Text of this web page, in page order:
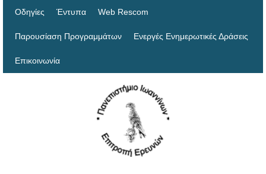
Οδηγίες Έντυπα Web Rescom
Παρουσίαση Προγραμμάτων Ενεργές Ενημερωτικές Δράσεις
Επικοινωνία